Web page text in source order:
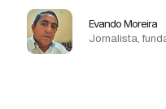
Evando Moreira
Jornalista,